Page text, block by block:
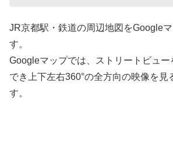
JR京都駅・鉄道の周辺地図をGoogle
す。
Googleマップでは、ストリートビュ
でき上下左右360°の全方向の映像を見
す。